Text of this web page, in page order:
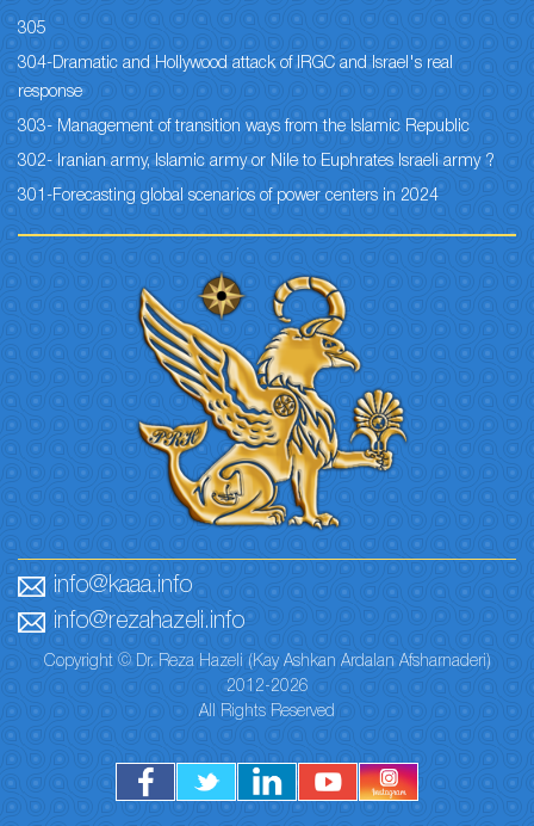
305
304-Dramatic and Hollywood attack of IRGC and Israel's real
response
303- Management of transition ways from the Islamic Republic
302- Iranian army, Islamic army or Nile to Euphrates Israeli army ?
301-Forecasting global scenarios of power centers in 2024
info@kaaa.info
info@rezahazeli.info
Copyright © Dr. Reza Hazeli (Kay Ashkan Ardalan Afsharnaderi)
2012-2026
All Rights Reserved